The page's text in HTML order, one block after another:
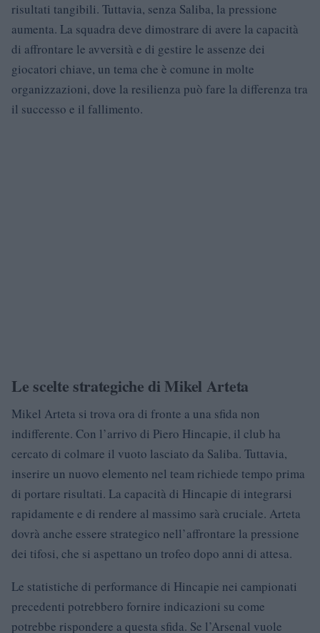
risultati tangibili. Tuttavia, senza Saliba, la pressione
aumenta. La squadra deve dimostrare di avere la capacità
di affrontare le avversità e di gestire le assenze dei
giocatori chiave, un tema che è comune in molte
organizzazioni, dove la resilienza può fare la differenza tra
il successo e il fallimento.
Le scelte strategiche di Mikel Arteta
Mikel Arteta si trova ora di fronte a una sfida non
indifferente. Con l’arrivo di Piero Hincapie, il club ha
cercato di colmare il vuoto lasciato da Saliba. Tuttavia,
inserire un nuovo elemento nel team richiede tempo prima
di portare risultati. La capacità di Hincapie di integrarsi
rapidamente e di rendere al massimo sarà cruciale. Arteta
dovrà anche essere strategico nell’affrontare la pressione
dei tifosi, che si aspettano un trofeo dopo anni di attesa.
Le statistiche di performance di Hincapie nei campionati
precedenti potrebbero fornire indicazioni su come
potrebbe rispondere a questa sfida. Se l’Arsenal vuole